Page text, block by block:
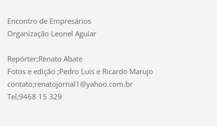
Encontro de Empresários
Organização Leonel Aguiar
Repórter;Renato Abate
Fotos e edição ;Pedro Luis e Ricardo Marujo
contato;renatojornal1@yahoo.com.br
Tel;9468 15 329